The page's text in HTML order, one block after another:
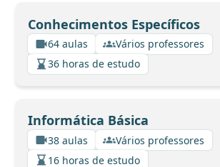
Conhecimentos Específicos
64 aulas
Vários professores
36 horas de estudo
Informática Básica
38 aulas
Vários professores
16 horas de estudo